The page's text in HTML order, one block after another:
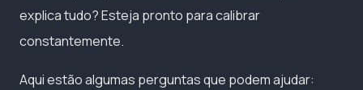
explica tudo? Esteja pronto para calibrar
constantemente.
Aqui estão algumas perguntas que podem ajudar: